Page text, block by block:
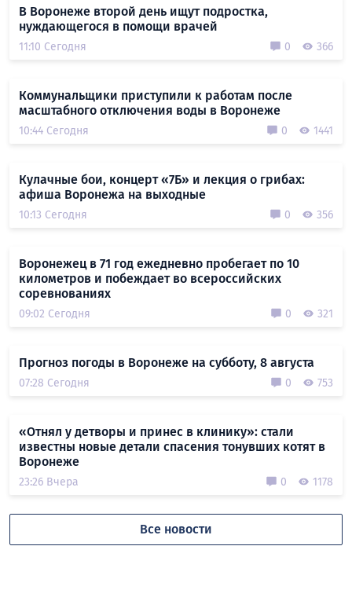
В Воронеже второй день ищут подростка,
нуждающегося в помощи врачей
11:10 Сегодня 0 366
Коммунальщики приступили к работам после
масштабного отключения воды в Воронеже
10:44 Сегодня 0 1441
Кулачные бои, концерт «7Б» и лекция о грибах:
афиша Воронежа на выходные
10:13 Сегодня 0 356
Воронежец в 71 год ежедневно пробегает по 10
километров и побеждает во всероссийских
соревнованиях
09:02 Сегодня 0 321
Прогноз погоды в Воронеже на субботу, 8 августа
07:28 Сегодня 0 753
«Отнял у детворы и принес в клинику»: стали
известны новые детали спасения тонувших котят в
Воронеже
23:26 Вчера 0 1178
Все новости